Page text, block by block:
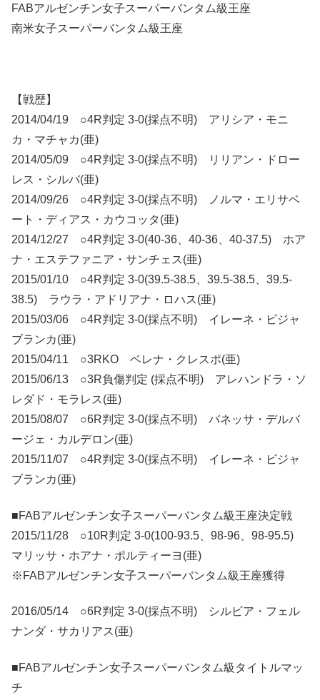
FABアルゼンチン女子スーパーバンタム級王座
南米女子スーパーバンタム級王座
【戦歴】
2014/04/19 ○4R判定 3-0(採点不明) アリシア・モニ
カ・マチャカ(亜)
2014/05/09 ○4R判定 3-0(採点不明) リリアン・ドロー
レス・シルバ(亜)
2014/09/26 ○4R判定 3-0(採点不明) ノルマ・エリサベ
ート・ディアス・カウコッタ(亜)
2014/12/27 ○4R判定 3-0(40-36、40-36、40-37.5) ホア
ナ・エステファニア・サンチェス(亜)
2015/01/10 ○4R判定 3-0(39.5-38.5、39.5-38.5、39.5-
38.5) ラウラ・アドリアナ・ロハス(亜)
2015/03/06 ○4R判定 3-0(採点不明) イレーネ・ビジャ
ブランカ(亜)
2015/04/11 ○3RKO ベレナ・クレスポ(亜)
2015/06/13 ○3R負傷判定 (採点不明) アレハンドラ・ソ
レダド・モラレス(亜)
2015/08/07 ○6R判定 3-0(採点不明) バネッサ・デルバ
ージェ・カルデロン(亜)
2015/11/07 ○4R判定 3-0(採点不明) イレーネ・ビジャ
ブランカ(亜)
■FABアルゼンチン女子スーパーバンタム級王座決定戦
2015/11/28 ○10R判定 3-0(100-93.5、98-96、98-95.5)
マリッサ・ホアナ・ポルティーヨ(亜)
※FABアルゼンチン女子スーパーバンタム級王座獲得
2016/05/14 ○6R判定 3-0(採点不明) シルビア・フェル
ナンダ・サカリアス(亜)
■FABアルゼンチン女子スーパーバンタム級タイトルマッ
チ